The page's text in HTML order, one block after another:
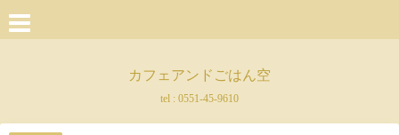
カフェアンドごはん空
tel : 0551-45-9610